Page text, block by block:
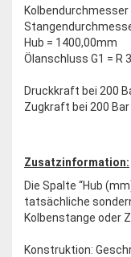
Hub = 1400,00mm
Ölanschluss G1 = R
Druckkraft bei 200
Zugkraft bei 200 Bar
Zusatzinformation:
Die Spalte “Hub
tatsächliche
Kolbenstange oder
Konstruktion: